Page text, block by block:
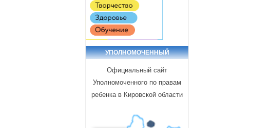
УПОЛНОМОЧЕННЫЙ
Официальный сайт
Уполномоченного по правам
ребенка в Кировской области